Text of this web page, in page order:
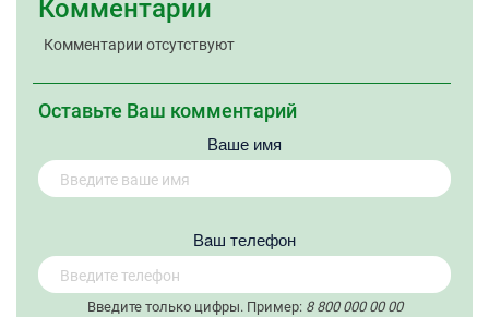
Комментарии
Комментарии отсутствуют
Оставьте Ваш комментарий
Ваше имя
Вaш телефон
Введите только цифры. Пример: 8 800 000 00 00